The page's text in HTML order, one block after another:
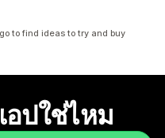
to find ideas to try and buy
อปใช่ไหม